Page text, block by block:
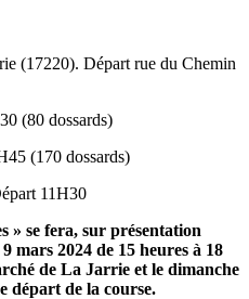
(17220). Départ rue du Chemin
(80 dossards)
(170 dossards)
11H30
» se fera, sur présentation
mars 2024 de 15 heures à 18
de La Jarrie et le dimanche
départ de la course.